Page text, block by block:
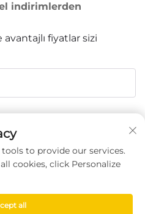
indirimlerden
fiyatlar sizi
to provide our services.
cookies, click Personalize
all